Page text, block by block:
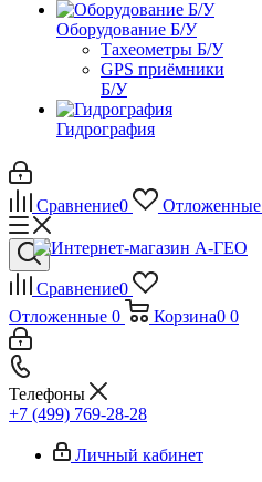
Оборудование Б/У
Тахеометры Б/У
GPS приёмники
Б/У
Гидрография
Сравнение0 Отложенные
Сравнение0
Отложенные 0 Корзина0 0
Телефоны
+7 (499) 769-28-28
Личный кабинет